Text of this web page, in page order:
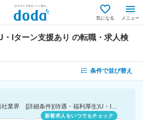
気になる メニュー
Iターン支援あり の転職・求人検
条件で並び替え
[勤務地]富山県 [業種]商社業界 [詳細条件](待遇・福利厚生)U・Iターン支援あり
新着求人をいつでもチェック